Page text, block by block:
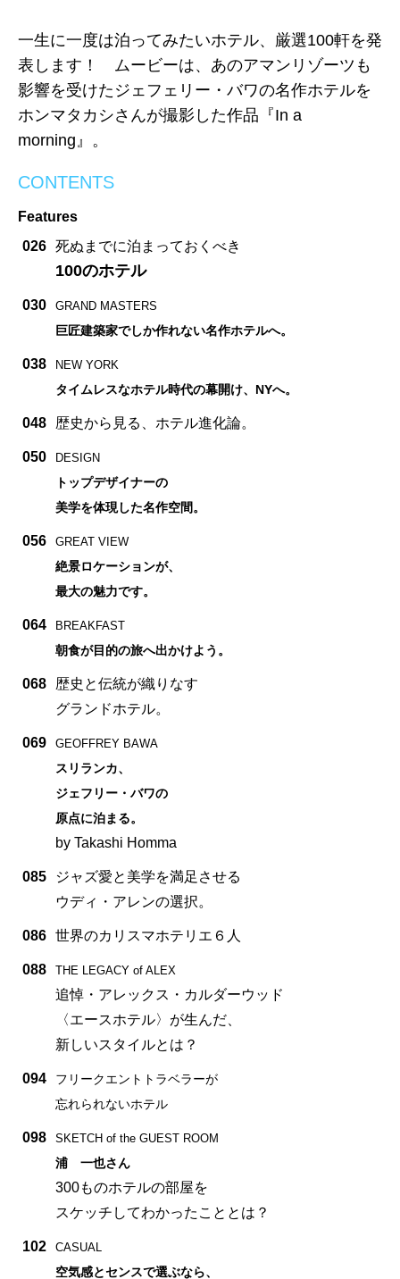
一生に一度は泊ってみたいホテル、厳選100軒を発
表します！ ムービーは、あのアマンリゾーツも
影響を受けたジェフェリー・バワの名作ホテルを
ホンマタカシさんが撮影した作品『In a
morning』。
CONTENTS
Features
026 死ぬまでに泊まっておくべき
100のホテル
030 GRAND MASTERS
巨匠建築家でしか作れない名作ホテルへ。
038 NEW YORK
タイムレスなホテル時代の幕開け、NYへ。
048 歴史から見る、ホテル進化論。
050 DESIGN
トップデザイナーの
美学を体現した名作空間。
056 GREAT VIEW
絶景ロケーションが、
最大の魅力です。
064 BREAKFAST
朝食が目的の旅へ出かけよう。
068
歴史と伝統が織りなす
グランドホテル。
069 GEOFFREY BAWA
スリランカ、
ジェフリー・バワの
原点に泊まる。
by Takashi Homma
085
ジャズ愛と美学を満足させる
ウディ・アレンの選択。
086 世界のカリスマホテリエ６人
088 THE LEGACY of ALEX
追悼・アレックス・カルダーウッド
〈エースホテル〉が生んだ、
新しいスタイルとは？
094
フリークエントトラベラーが
忘れられないホテル
098 SKETCH of the GUEST ROOM
浦 一也さん
300ものホテルの部屋を
スケッチしてわかったこととは？
102 CASUAL
空気感とセンスで選ぶなら、